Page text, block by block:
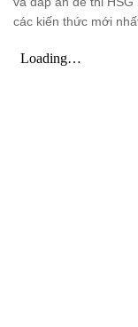
các kiến thức mới